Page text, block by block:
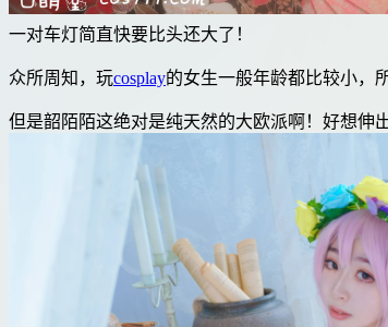
一对车灯简直快要比头还大了！
众所周知，玩cosplay的女生一般年龄都比较小，
但是韶陌陌这绝对是纯天然的大欧派啊！好想伸